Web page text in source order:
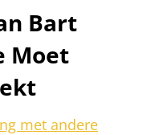
Bart
Moet
met andere